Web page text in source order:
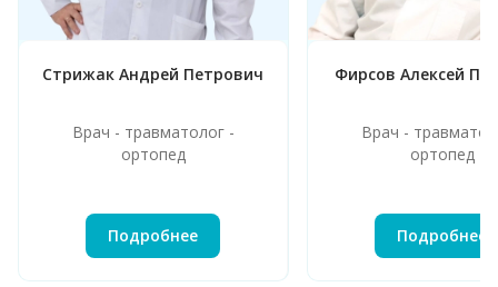
Стрижак Андрей Петрович
Врач - травматолог -
ортопед
Подробнее
Фирсов Алексей
Врач -
ортопед
Подробнее